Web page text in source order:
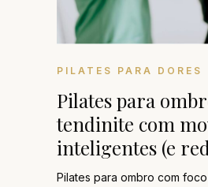
PILATES PARA DORES
Pilates para
tendinite com
inteligentes (e
Pilates para ombro com